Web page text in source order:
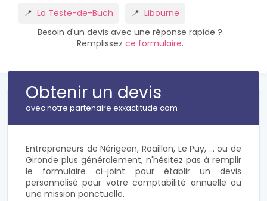
La Teste-de-Buch
Libourne
Besoin d'un devis avec une réponse rapide ?
Remplissez ce formulaire.
Obtenir un devis
avec notre partenaire exxactitude.com
Entrepreneurs de Nérigean, Roaillan, Le Puy, ... ou de
Gironde plus généralement, n'hésitez pas à remplir
le formulaire ci-joint pour établir un devis
personnalisé pour votre comptabilité annuelle ou
une mission ponctuelle.